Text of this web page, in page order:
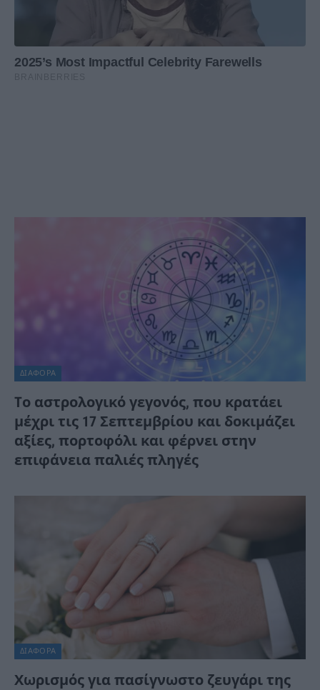
ΔΙΆΦΟΡΑ
Tο αστρολογικό γεγονός, που κρατάει
μέχρι τις 17 Σεπτεμβρίου και δοκιμάζει
αξίες, πορτοφόλι και φέρνει στην
επιφάνεια παλιές πληγές
ΔΙΆΦΟΡΑ
Χωρισμός για πασίγνωστο ζευγάρι της